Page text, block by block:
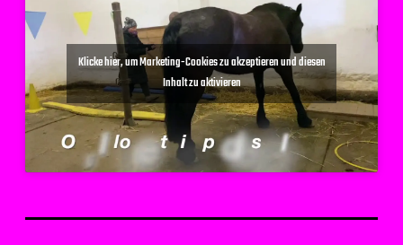
Klicke hier, um Marketing-Cookies zu akzeptieren und diesen
Inhalt zu aktivieren